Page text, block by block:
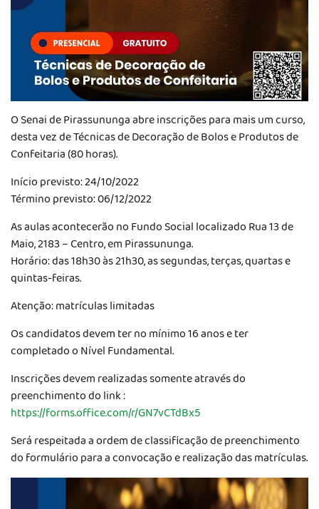
O Senai de Pirassununga abre inscrições para mais um curso,
desta vez de Técnicas de Decoração de Bolos e Produtos de
Confeitaria (80 horas).
Início previsto: 24/10/2022
Término previsto: 06/12/2022
As aulas acontecerão no Fundo Social localizado Rua 13 de
Maio, 2183 – Centro, em Pirassununga.
Horário: das 18h30 às 21h30, as segundas, terças, quartas e
quintas-feiras.
Atenção: matrículas limitadas
Os candidatos devem ter no mínimo 16 anos e ter
completado o Nível Fundamental.
Inscrições devem realizadas somente através do
preenchimento do link :
https://forms.office.com/r/GN7vCTdBx5
Será respeitada a ordem de classificação de preenchimento
do formulário para a convocação e realização das matrículas.